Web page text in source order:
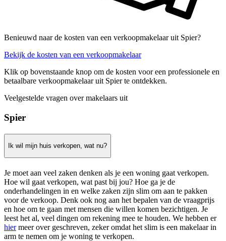
Benieuwd naar de kosten van een verkoopmakelaar uit Spier?
Bekijk de kosten van een verkoopmakelaar
Klik op bovenstaande knop om de kosten voor een professionele en
betaalbare verkoopmakelaar uit Spier te ontdekken.
Veelgestelde vragen over makelaars uit
Spier
Ik wil mijn huis verkopen, wat nu?
Je moet aan veel zaken denken als je een woning gaat verkopen.
Hoe wil gaat verkopen, wat past bij jou? Hoe ga je de
onderhandelingen in en welke zaken zijn slim om aan te pakken
voor de verkoop. Denk ook nog aan het bepalen van de vraagprijs
en hoe om te gaan met mensen die willen komen bezichtigen. Je
leest het al, veel dingen om rekening mee te houden. We hebben er
hiermeer over geschreven, zeker omdat het slim is een makelaar in
arm te nemen om je woning te verkopen.